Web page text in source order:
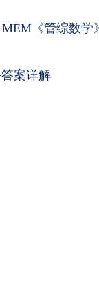
MEM《管综数学
案详解